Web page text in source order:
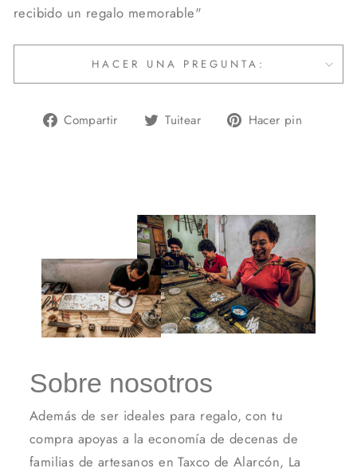
recibido un regalo memorable"
HACER UNA PREGUNTA:
Compartir
Compartir
Tuitear
TuitearHacer pin
Sobre nosotros
Además de ser ideales para regalo, con tu
compra apoyas a la economía de decenas de
familias de artesanos en Taxco de Alarcón, La